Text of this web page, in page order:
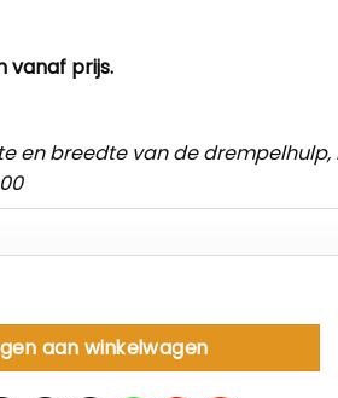
vanaf prijs.
en breedte van de
aantal
aan winkelwagen